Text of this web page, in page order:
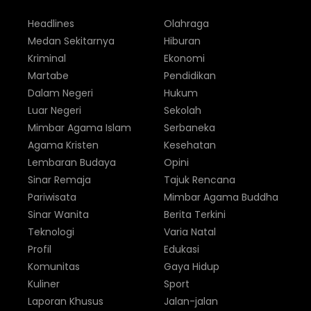
Headlines
Medan Sekitarnya
Kriminal
Martabe
Dalam Negeri
Luar Negeri
Olahraga
Hiburan
Ekonomi
Pendidikan
Hukum
Sekolah
Mimbar Agama Islam
Agama Kristen
Lembaran Budaya
Sinar Remaja
Pariwisata
Sinar Wanita
Serbaneka
Kesehatan
Opini
Tajuk Rencana
Mimbar Agama Buddha
Berita Terkini
Teknologi
Profil
Komunitas
Kuliner
Laporan Khusus
Varia Natal
Edukasi
Gaya Hidup
Sport
Jalan-jalan